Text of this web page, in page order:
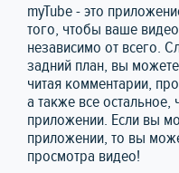
myTube - это
того, чтобы ваше
независимо от всего.
задний план, вы
читая комментарии,
а также все
приложении. Если вы
приложении, то вы
просмотра видео!